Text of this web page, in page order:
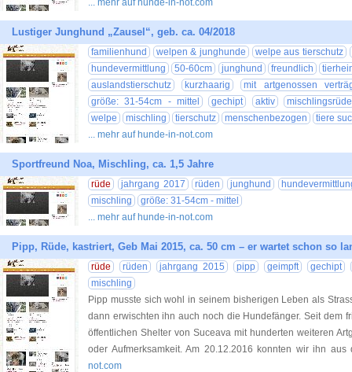
... mehr auf hunde-in-not.com
Lustiger Junghund „Zausel“, geb. ca. 04/2018
familienhund welpen & junghunde
welpe aus tierschutz
hundevermittlung
50-60cm junghund freundlich
auslandstierschutz
kurzhaarig
mit artgenossen
größe: 31-54cm - mittel
gechipt aktiv
mischlingsrüde
welpe
mischling tierschutz menschenbezogen
tiere
... mehr auf hunde-in-not.com
Sportfreund Noa, Mischling, ca. 1,5 Jahre
rüde jahrgang 2017 rüden junghund
mischling
größe: 31-54cm - mittel
... mehr auf hunde-in-not.com
Pipp, Rüde, kastriert, Geb Mai 2015, ca. 50 cm – er wartet schon so
rüde rüden jahrgang 2015 pipp geimpft
gechipt
mischling
Pipp musste sich wohl in seinem bisherigen Leben als
dann erwischten ihn auch noch die Hundefänger. Seit dem
öffentlichen Shelter von Suceava mit hunderten weiteren
oder Aufmerksamkeit. Am 20.12.2016 konnten wir ihn aus
not.com